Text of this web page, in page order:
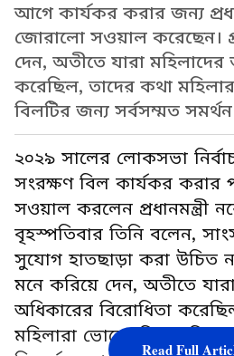
আগে কার্যকর করার জন্য
জোরালো সওয়াল করেছেন।
দেন, অতীতে যারা মহিলাদের
করেছিল, তাদের কথা
বিলটির জন্য সর্বসম্মত সমর্থন
২০২৯ সালের লোকসভা
সংরক্ষণ বিল কার্যকর করার
সওয়াল করলেন প্রধানমন্ত্রী
বৃহস্পতিবার তিনি বলেন,
সুযোগ হাতছাড়া করা উচিত
মনে করিয়ে দেন, অতীতে
অধিকারের বিরোধিতা
মহিলারা ভোলেননি।
Read Full